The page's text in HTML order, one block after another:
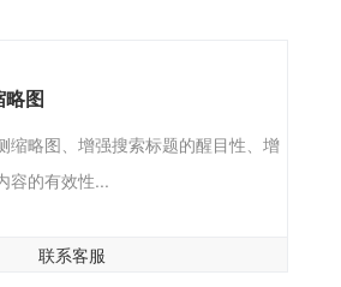
图
缩略图、增强搜索标题的醒目性、增
容的有效性...
联系客服